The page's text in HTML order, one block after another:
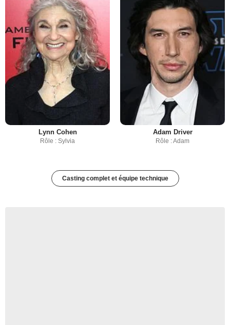
Lynn Cohen
Rôle : Sylvia
Adam Driver
Rôle : Adam
Casting complet et équipe technique